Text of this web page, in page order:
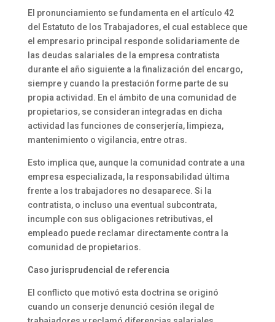
El pronunciamiento se fundamenta en el artículo 42
del Estatuto de los Trabajadores, el cual establece que
el empresario principal responde solidariamente de
las deudas salariales de la empresa contratista
durante el año siguiente a la finalización del encargo,
siempre y cuando la prestación forme parte de su
propia actividad. En el ámbito de una comunidad de
propietarios, se consideran integradas en dicha
actividad las funciones de conserjería, limpieza,
mantenimiento o vigilancia, entre otras.
Esto implica que, aunque la comunidad contrate a una
empresa especializada, la responsabilidad última
frente a los trabajadores no desaparece. Si la
contratista, o incluso una eventual subcontrata,
incumple con sus obligaciones retributivas, el
empleado puede reclamar directamente contra la
comunidad de propietarios.
Caso jurisprudencial de referencia
El conflicto que motivó esta doctrina se originó
cuando un conserje denunció cesión ilegal de